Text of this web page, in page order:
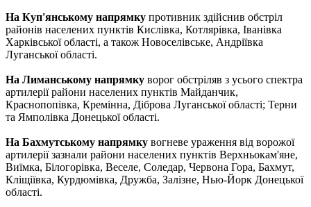
На Куп'янському напрямку противник здійснив обстріл
районів населених пунктів Кислівка, Котлярівка, Іванівка
Харківської області, а також Новоселівське, Андріївка
Луганської області.
На Лиманському напрямку ворог обстріляв з усього спектра
артилерії райони населених пунктів Майданчик,
Краснопопівка, Кремінна, Діброва Луганської області; Терни
та Ямполівка Донецької області.
На Бахмутському напрямку вогневе ураження від ворожої
артилерії зазнали райони населених пунктів Верхньокам'яне,
Виїмка, Білогорівка, Веселе, Соледар, Червона Гора, Бахмут,
Кліщіївка, Курдюмівка, Дружба, Залізне, Нью-Йорк Донецької
області.